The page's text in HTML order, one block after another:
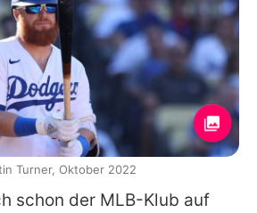
schon der MLB-Klub auf
Turner, Oktober 2022